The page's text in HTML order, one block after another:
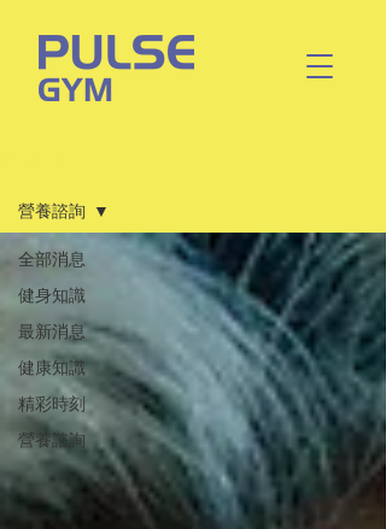
全部消息
健身知識
最新消息
健康知識
精彩時刻
營養諮詢
營養諮詢